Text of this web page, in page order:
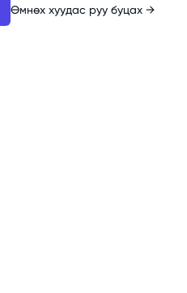
Өмнөх хуудас руу буцах →